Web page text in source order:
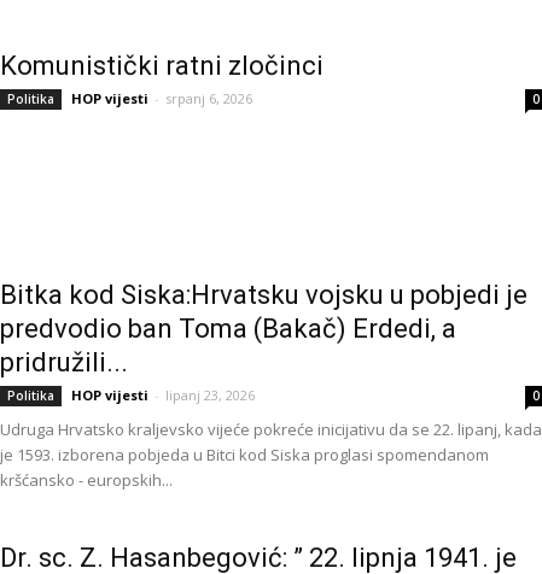
Komunistički ratni zločinci
Politika HOP vijesti - srpanj 6, 2026 0
Bitka kod Siska:Hrvatsku vojsku u pobjedi je
predvodio ban Toma (Bakač) Erdedi, a
pridružili...
Politika HOP vijesti - lipanj 23, 2026 0
Udruga Hrvatsko kraljevsko vijeće pokreće inicijativu da se 22. lipanj, kada
je 1593. izborena pobjeda u Bitci kod Siska proglasi spomendanom
kršćansko - europskih...
Dr. sc. Z. Hasanbegović: ” 22. lipnja 1941. je